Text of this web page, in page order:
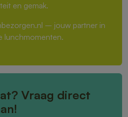
en gemak.
– jouw partner in
lunchmomenten.
Vraag direct